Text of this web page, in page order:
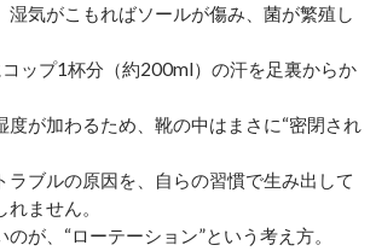
湿気がこもればソールが傷み、菌が繁殖し
ップ1杯分（約200ml）の汗を足裏からか
度が加わるため、靴の中はまさに“密閉され
ラブルの原因を、自らの習慣で生み出して
ません。
が、“ローテーション”という考え方。